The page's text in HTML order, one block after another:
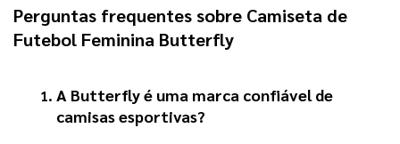
Perguntas frequentes sobre Camiseta de
Futebol Feminina Butterfly
A Butterfly é uma marca confiável de
camisas esportivas?